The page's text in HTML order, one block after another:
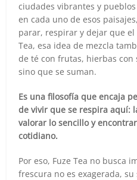
ciudades vibrantes y
en cada uno de esos
parar, respirar y dejar que el
Tea, esa idea de mezcla
de té con frutas, hierbas
sino que se suman.
Es una filosofía que encaja
de vivir que se respira aquí:
valorar lo sencillo y
cotidiano.
Por eso, Fuze Tea no busca
frescura no es exagerada,